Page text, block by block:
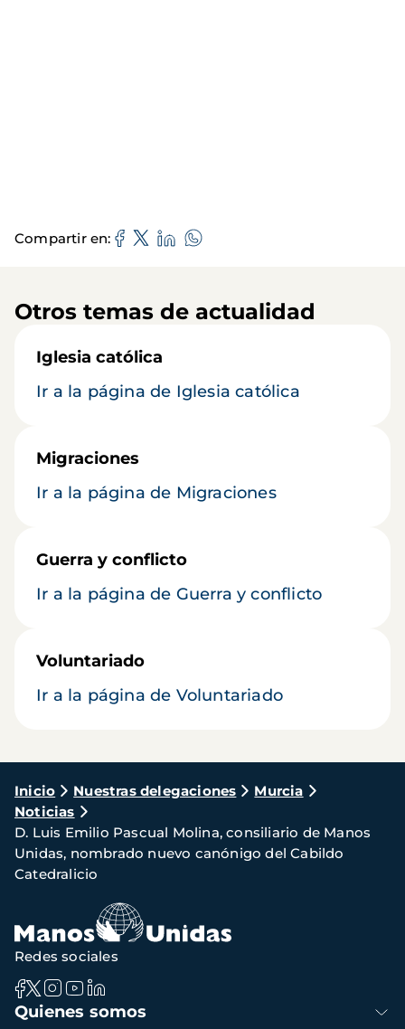
Compartir en
Otros temas de actualidad
Iglesia católica
Ir a la página de Iglesia católica
Migraciones
Ir a la página de Migraciones
Guerra y conflicto
Ir a la página de Guerra y conflicto
Voluntariado
Ir a la página de Voluntariado
Ruta
de
navegación
Inicio Nuestras delegaciones
Murcia
Noticias
D. Luis Emilio Pascual Molina, consiliario de Manos
Unidas, nombrado nuevo canónigo del Cabildo
Catedralicio
Navegación
principal
Quienes somos
Redes sociales